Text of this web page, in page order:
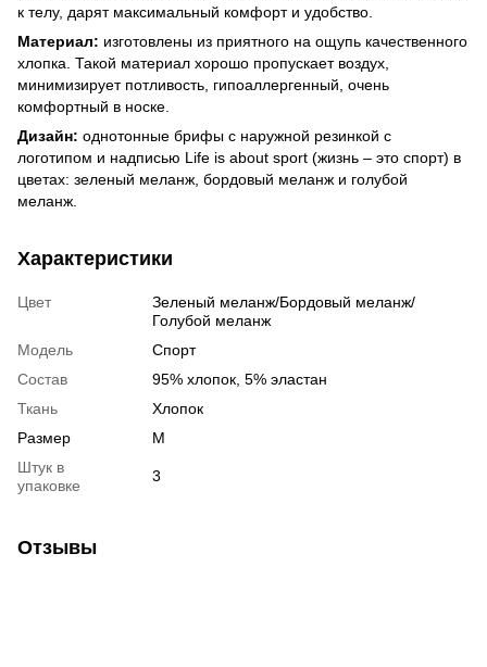
к телу, дарят максимальный комфорт и удобство.
Материал: изготовлены из приятного на ощупь качественного
хлопка. Такой материал хорошо пропускает воздух,
минимизирует потливость, гипоаллергенный, очень
комфортный в носке.
Дизайн: однотонные брифы с наружной резинкой с
логотипом и надписью Life is about sport (жизнь – это спорт) в
цветах: зеленый меланж, бордовый меланж и голубой
меланж.
Характеристики
Цвет
Зеленый меланж/Бордовый меланж/
Голубой меланж
Модель
Спорт
Состав
95% хлопок, 5% эластан
Ткань
Хлопок
Размер
M
Штук в
упаковке
3
Отзывы